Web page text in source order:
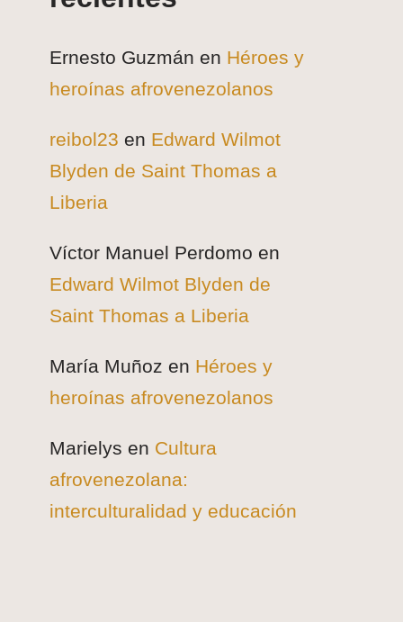
Ernesto Guzmán en Héroes y
heroínas afrovenezolanos
reibol23 en Edward Wilmot
Blyden de Saint Thomas a
Liberia
Víctor Manuel Perdomo en
Edward Wilmot Blyden de
Saint Thomas a Liberia
María Muñoz en Héroes y
heroínas afrovenezolanos
Marielys en Cultura
afrovenezolana:
interculturalidad y educación